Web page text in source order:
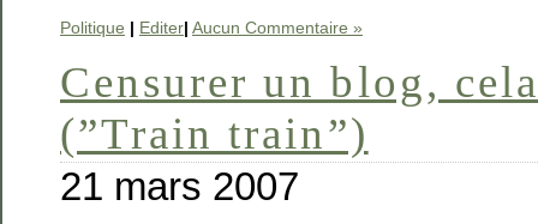
Politique | Editer| Aucun Commentaire »
Censurer un blog,
(”Train train”)
21 mars 2007